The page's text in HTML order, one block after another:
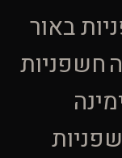
באור
חשפניות